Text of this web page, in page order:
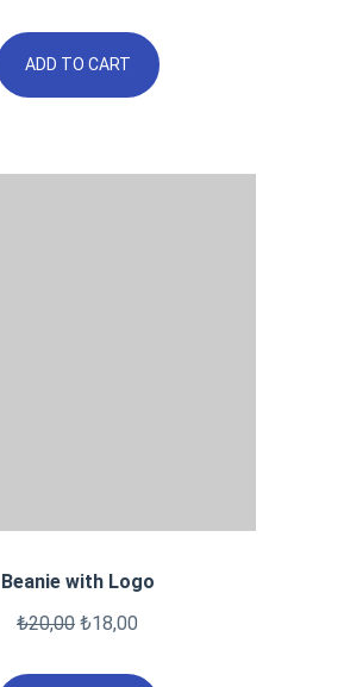
ADD TO CART
Beanie with Logo
₺20,00 ₺18,00